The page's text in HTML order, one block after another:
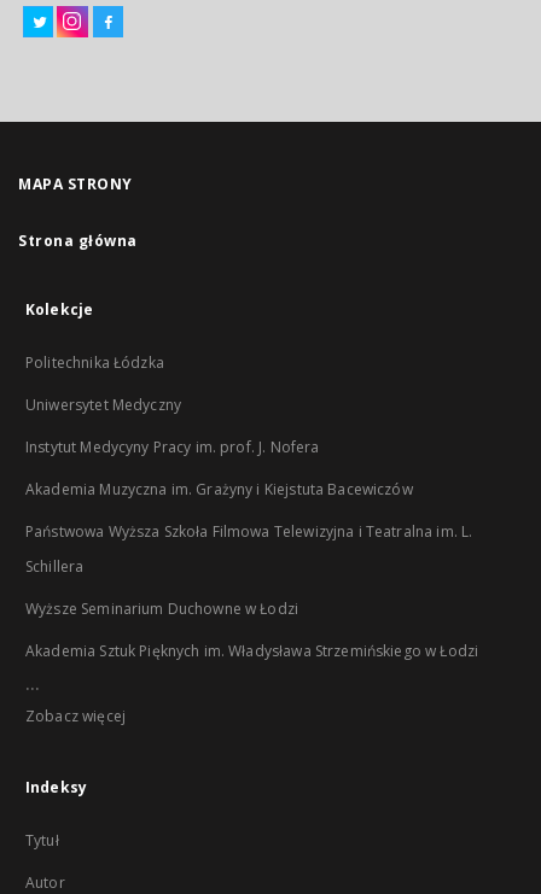
MAPA STRONY
Strona główna
Kolekcje
Politechnika Łódzka
Uniwersytet Medyczny
Instytut Medycyny Pracy im. prof. J. Nofera
Akademia Muzyczna im. Grażyny i Kiejstuta Bacewiczów
Państwowa Wyższa Szkoła Filmowa Telewizyjna i Teatralna im. L.
Schillera
Wyższe Seminarium Duchowne w Łodzi
Akademia Sztuk Pięknych im. Władysława Strzemińskiego w Łodzi
...
Zobacz więcej
Indeksy
Tytuł
Autor